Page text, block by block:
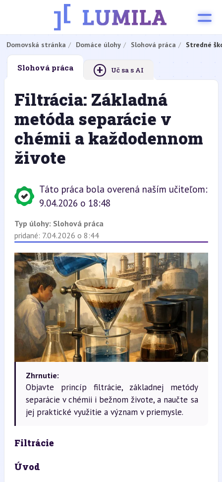
Domovská stránka Domáce úlohy Slohová práca Stredné
Slohová práca + Uč sa s AI
Filtrácia: Základná
metóda separácie v
chémii a každodennom
živote
Táto práca bola overená naším učiteľom:
9.04.2026 o 18:48
Typ úlohy: Slohová práca
pridané: 7.04.2026 o 8:44
Zhrnutie:
Objavte princíp filtrácie, základnej metódy
separácie v chémii i bežnom živote, a naučte sa
jej praktické využitie a význam v priemysle.
Filtrácie
Úvod